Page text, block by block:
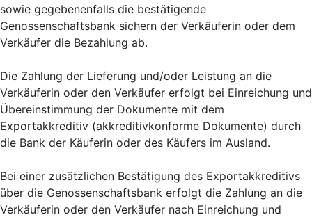
sowie gegebenenfalls die bestätigende
Genossenschaftsbank sichern der Verkäuferin oder dem
Verkäufer die Bezahlung ab.
Die Zahlung der Lieferung und/oder Leistung an die
Verkäuferin oder den Verkäufer erfolgt bei Einreichung und
Übereinstimmung der Dokumente mit dem
Exportakkreditiv (akkreditivkonforme Dokumente) durch
die Bank der Käuferin oder des Käufers im Ausland.
Bei einer zusätzlichen Bestätigung des Exportakkreditivs
über die Genossenschaftsbank erfolgt die Zahlung an die
Verkäuferin oder den Verkäufer nach Einreichung und